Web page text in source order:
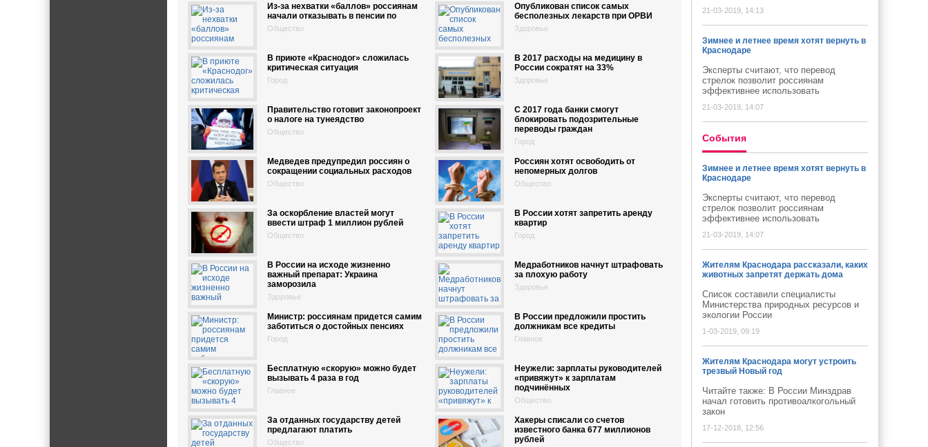
Из-за нехватки «баллов» россиянам
начали отказывать в пенсии по
Общество
Опубликован список самых
бесполезных лекарств при ОРВИ
Здоровье
В приюте «Краснодог» сложилась
критическая ситуация
Город
В 2017 расходы на медицину в
России сократят на 33%
Здоровье
Правительство готовит законопроект
о налоге на тунеядство
Общество
С 2017 года банки смогут
блокировать подозрительные
переводы граждан
Город
Медведев предупредил россиян о
сокращении социальных расходов
Общество
Россиян хотят освободить от
непомерных долгов
Общество
За оскорбление властей могут
ввести штраф 1 миллион рублей
Общество
В России хотят запретить аренду
квартир
Город
В России на исходе жизненно
важный препарат: Украина
заморозила
Здоровье
Медработников начнут штрафовать
за плохую работу
Здоровье
Министр: россиянам придется самим
заботиться о достойных пенсиях
Город
В России предложили простить
должникам все кредиты
Главное
Бесплатную «скорую» можно будет
вызывать 4 раза в год
Главное
Неужели: зарплаты руководителей
«привяжут» к зарплатам
подчинённых
Общество
За отданных государству детей
предлагают платить
Общество
Хакеры списали со счетов
известного банка 677 миллионов
рублей
21-03-2019, 14:13
Зимнее и летнее время хотят вернуть в
Краснодаре
Эксперты считают, что перевод
стрелок позволит россиянам
эффективнее использовать
21-03-2019, 14:07
Cобытия
Зимнее и летнее время хотят вернуть в
Краснодаре
Эксперты считают, что перевод
стрелок позволит россиянам
эффективнее использовать
21-03-2019, 14:07
Жителям Краснодара рассказали, каких
животных запретят держать дома
Список составили специалисты
Министерства природных ресурсов и
экологии России
1-03-2019, 09:19
Жителям Краснодара могут устроить
трезвый Новый год
Читайте также: В России Минздрав
начал готовить противоалкогольный
закон
17-12-2018, 12:56